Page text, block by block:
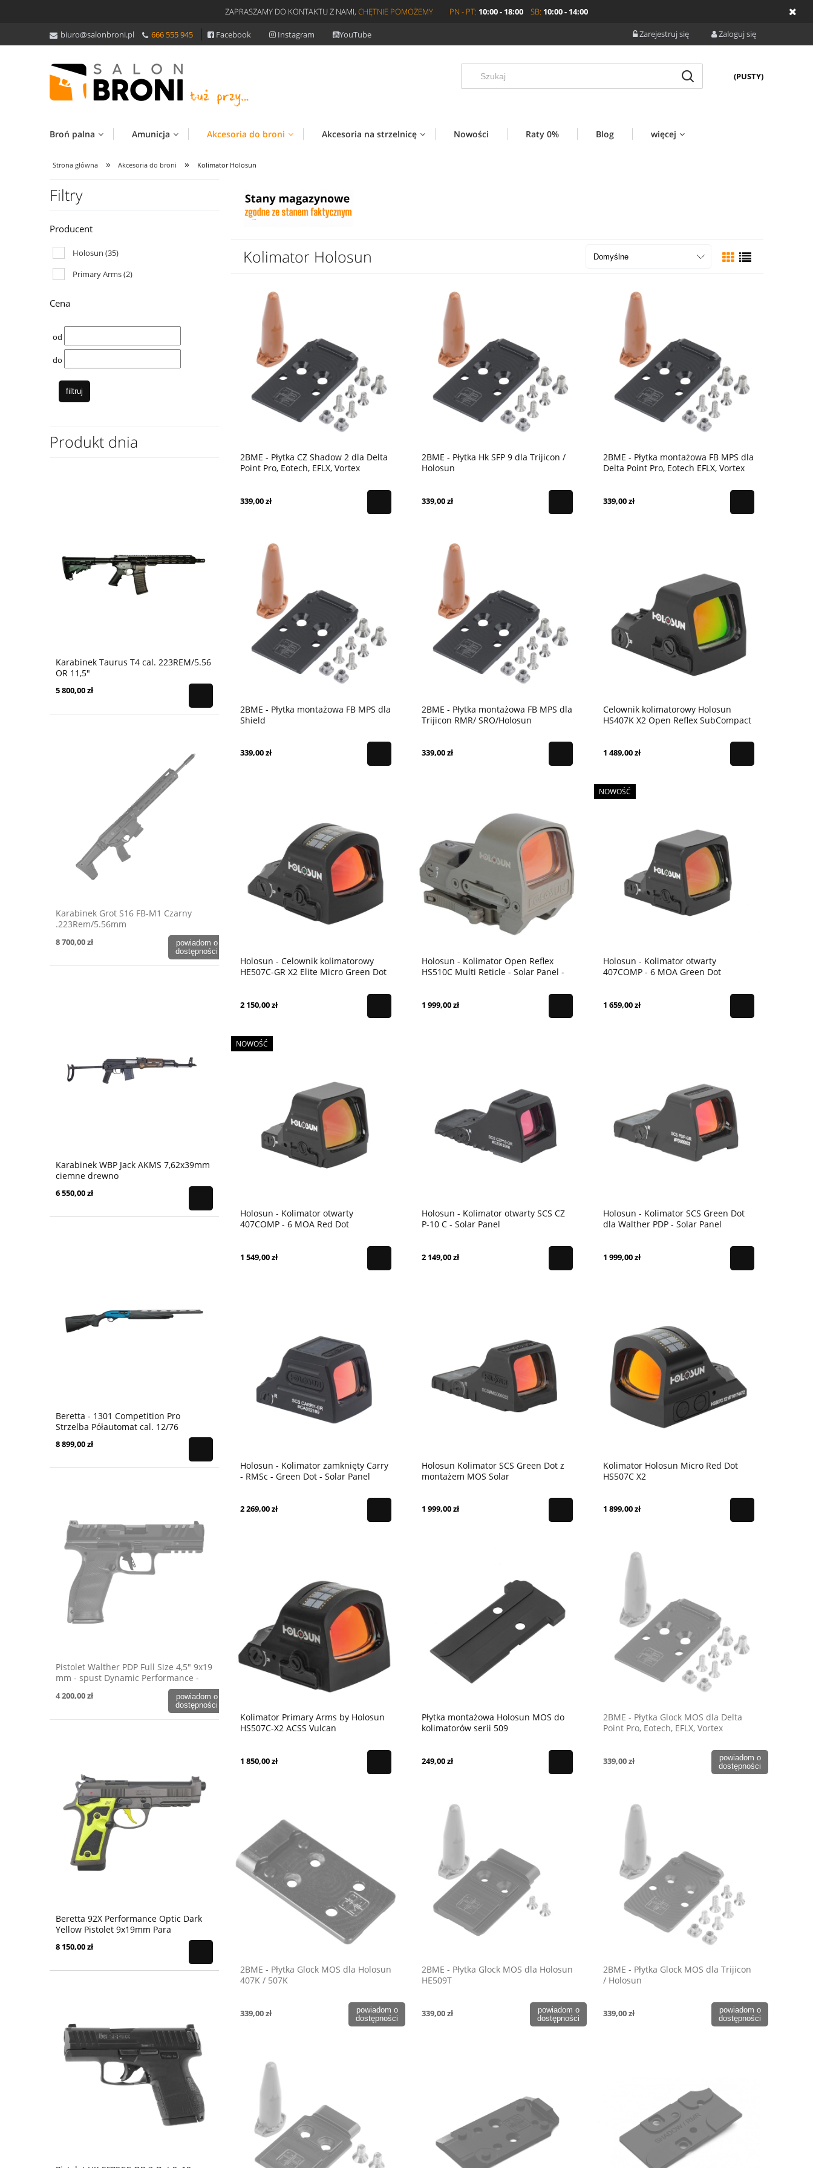
ZAPRASZAMY DO KONTAKTU Z NAMI, CHĘTNIE POMOŻEMY PN - PT: 10:00 - 18:00 SB: 10:00 - 14:00
biuro@salonbroni.pl 666 555 945 Facebook Instagram YouTube Zarejestruj się Zaloguj się
(PUSTY)
Broń palna Amunicja Akcesoria do broni Akcesoria na strzelnicę Nowości Raty 0% Blog więcej
Strona główna » Akcesoria do broni » Kolimator Holosun
Filtry
Producent
Holosun (35)
Primary Arms(2)
Cena
od
do
filtruj
Produkt dnia
Karabinek Taurus T4 cal. 223REM/5.56
OR 11,5"
5 800,00 zł
Karabinek Grot S16 FB-M1 Czarny
.223Rem/5.56mm
8 700,00 zł
powiadom o
dostępności
Karabinek WBP Jack AKMS 7,62x39mm
ciemne drewno
6 550,00 zł
Beretta - 1301 Competition Pro
Strzelba Półautomat cal. 12/76
8 899,00 zł
Pistolet Walther PDP Full Size 4,5" 9x19
mm - spust Dynamic Performance -
4 200,00 zł
powiadom o
dostępności
Beretta 92X Performance Optic Dark
Yellow Pistolet 9x19mm Para
8 150,00 zł
Kolimator Holosun
2BME - Płytka CZ Shadow 2 dla Delta
Point Pro, Eotech, EFLX, Vortex
339,00 zł
2BME - Płytka Hk SFP 9 dla Trijicon /
Holosun
339,00 zł
2BME - Płytka montażowa FB MPS dla
Delta Point Pro, Eotech EFLX, Vortex
339,00 zł
2BME - Płytka montażowa FB MPS dla
Shield
339,00 zł
2BME - Płytka montażowa FB MPS dla
Trijicon RMR/ SRO/Holosun
339,00 zł
Celownik kolimatorowy Holosun
HS407K X2 Open Reflex SubCompact
1 489,00 zł
Holosun - Celownik kolimatorowy
HE507C-GR X2 Elite Micro Green Dot
2 150,00 zł
Holosun - Kolimator Open Reflex
HS510C Multi Reticle - Solar Panel -
1 999,00 zł
Holosun - Kolimator otwarty
407COMP - 6 MOA Green Dot
1 659,00 zł
NOWOŚĆ
Holosun - Kolimator otwarty
407COMP - 6 MOA Red Dot
1 549,00 zł
NOWOŚĆ
Holosun - Kolimator otwarty SCS CZ
P-10 C - Solar Panel
2 149,00 zł
Holosun - Kolimator SCS Green Dot
dla Walther PDP - Solar Panel
1 999,00 zł
Holosun - Kolimator zamknięty Carry
- RMSc - Green Dot - Solar Panel
2 269,00 zł
Holosun Kolimator SCS Green Dot z
montażem MOS Solar
1 999,00 zł
Kolimator Holosun Micro Red Dot
HS507C X2
1 899,00 zł
Kolimator Primary Arms by Holosun
HS507C-X2 ACSS Vulcan
1 850,00 zł
Płytka montażowa Holosun MOS do
kolimatorów serii 509
249,00 zł
2BME - Płytka Glock MOS dla Delta
Point Pro, Eotech, EFLX, Vortex
339,00 zł
powiadom o
dostępności
2BME - Płytka Glock MOS dla Holosun
407K / 507K
339,00 zł
powiadom o
dostępności
2BME - Płytka Glock MOS dla Holosun
HE509T
339,00 zł
powiadom o
dostępności
2BME - Płytka Glock MOS dla Trijicon
/ Holosun
339,00 zł
powiadom o
dostępności